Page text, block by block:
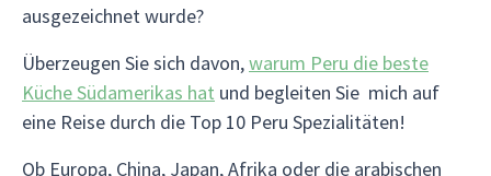
ausgezeichnet wurde?
Überzeugen Sie sich davon,warum Peru die beste
Küche Südamerikas hat und begleiten Sie mich auf
eine Reise durch die Top 10 Peru Spezialitäten!
Ob Europa, China, Japan, Afrika oder die arabischen